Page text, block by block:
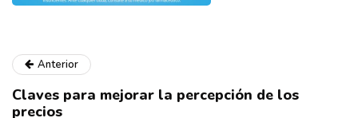
Anterior
Claves para mejorar la percepción de los
precios